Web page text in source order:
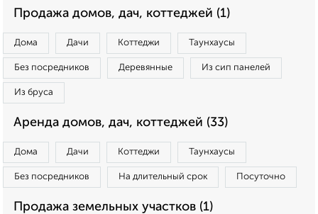
Продажа домов, дач, коттеджей (1)
Дома Дачи Коттеджи Таунхаусы
Без посредников Деревянные Из сип панелей
Из бруса
Аренда домов, дач, коттеджей (33)
Дома Дачи Коттеджи Таунхаусы
Без посредников На длительный срок Посуточно
Продажа земельных участков (1)